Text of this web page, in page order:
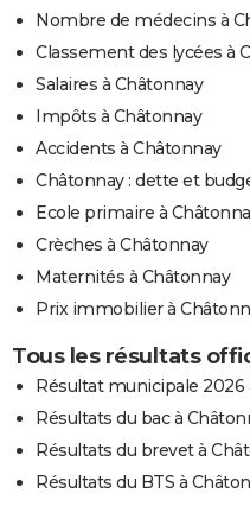
Nombre de médecins à
Classement des lycées à
Salaires à Châtonnay
Impôts à Châtonnay
Accidents à Châtonnay
Châtonnay : dette et
Ecole primaire à
Crèches à Châtonnay
Maternités à Châtonnay
Prix immobilier à
Tous les résultats
Résultat municipale 2026
Résultats du bac à
Résultats du brevet à
Résultats du BTS à